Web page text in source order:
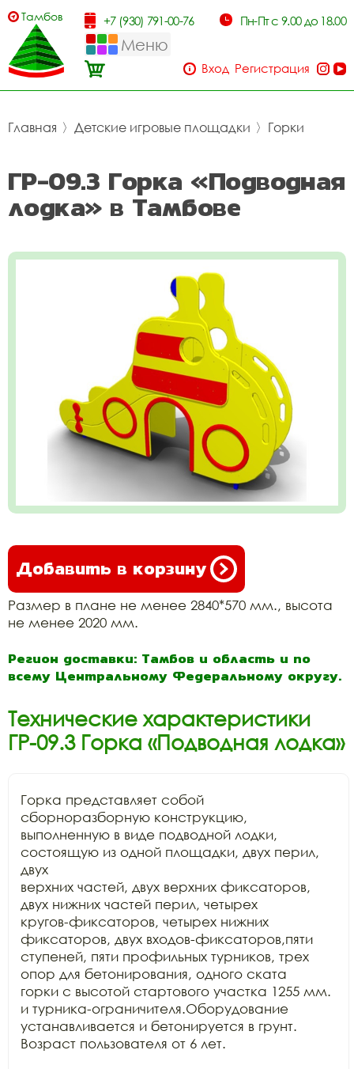
Тамбов +7 (930) 791-00-76 Пн-Пт с 9.00 до 18.00
Меню
Вход Регистрация
Главная 〉 Детские игровые площадки 〉 Горки
ГР-09.3 Горка «Подводная
лодка» в Тамбове
Добавить в корзину
Размер в плане не менее 2840*570 мм., высота
не менее 2020 мм.
Регион доставки: Тамбов и область и по
всему Центральному Федеральному округу.
Технические характеристики
ГР-09.3 Горка «Подводная лодка»
Горка представляет собой
сборноразборную конструкцию,
выполненную в виде подводной лодки,
состоящую из одной площадки, двух перил,
двух
верхних частей, двух верхних фиксаторов,
двух нижних частей перил, четырех
кругов-фиксаторов, четырех нижних
фиксаторов, двух входов-фиксаторов,пяти
ступеней, пяти профильных турников, трех
опор для бетонирования, одного ската
горки с высотой стартового участка 1255 мм.
и турника-ограничителя.Оборудование
устанавливается и бетонируется в грунт.
Возраст пользователя от 6 лет.